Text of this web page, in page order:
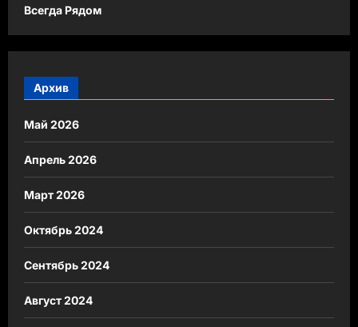
Всегда Рядом
Архив
Май 2026
Апрель 2026
Март 2026
Октябрь 2024
Сентябрь 2024
Август 2024